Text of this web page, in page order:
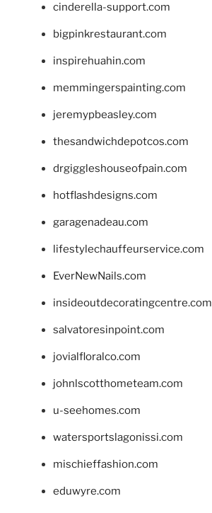
cinderella-support.com
bigpinkrestaurant.com
inspirehuahin.com
memmingerspainting.com
jeremypbeasley.com
thesandwichdepotcos.com
drgiggleshouseofpain.com
hotflashdesigns.com
garagenadeau.com
lifestylechauffeurservice.com
EverNewNails.com
insideoutdecoratingcentre.com
salvatoresinpoint.com
jovialfloralco.com
johnlscotthometeam.com
u-seehomes.com
watersportslagonissi.com
mischieffashion.com
eduwyre.com